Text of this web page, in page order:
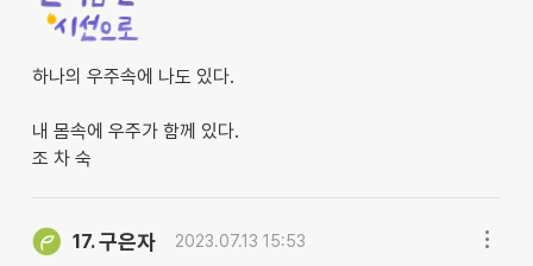
하나의 우주속에 나도 있다.
내 몸속에 우주가 함께 있다.
조 차 숙
17.구은자 2023.07.13 15:53